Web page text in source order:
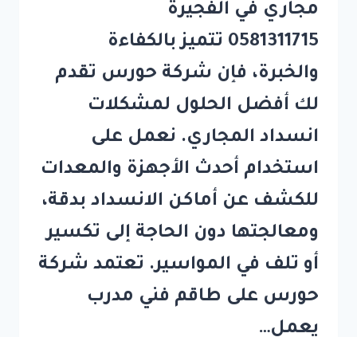
مجاري في الفجيرة
0581311715 تتميز بالكفاءة
والخبرة، فإن شركة حورس تقدم
لك أفضل الحلول لمشكلات
انسداد المجاري. نعمل على
استخدام أحدث الأجهزة والمعدات
للكشف عن أماكن الانسداد بدقة،
ومعالجتها دون الحاجة إلى تكسير
أو تلف في المواسير. تعتمد شركة
حورس على طاقم فني مدرب
يعمل…